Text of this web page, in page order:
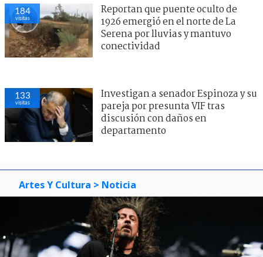
184
visitas
Reportan que puente oculto de
1926 emergió en el norte de La
Serena por lluvias y mantuvo
conectividad
133
visitas
Investigan a senador Espinoza y su
pareja por presunta VIF tras
discusión con daños en
departamento
Artes Y Cultura > Noticia